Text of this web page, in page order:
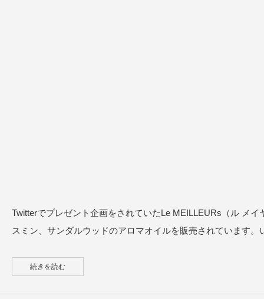
Twitterでプレゼント企画をされていたLe MEILLEURs（ル メ
スミン、サンダルウッドのアロマオイルを販売されています
続きを読む